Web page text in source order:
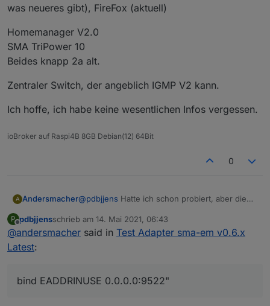
was neueres gibt), FireFox (aktuell)
Homemanager V2.0
SMA TriPower 10
Beides knapp 2a alt.
Zentraler Switch, der angeblich IGMP V2 kann.
Ich hoffe, ich habe keine wesentlichen Infos vergessen.
ioBroker auf Raspi4B 8GB Debian(12) 64Bit
0
A Andersmacher@pdbjjens Hatte ich schon probiert, aber die
"(15922) UDP Socket error: Error: bind
EADDRINUSE 0.0.0.0:9522"
an die V0.5.7 wieder dran? Finde die weder in
Mein obiger Post von heute zielte darauf ab, ob
es sich schon "lohnt", Zeit für die Suche nach
JS-Controller V3.2.16
schon was neueres gibt), FireFox (aktuell)
P
Offline
pdbjjensschrieb am 14. Mai 2021, 06:43
zuletzt editiert von
@andersmacher said in Test Adapter sma-em v0.6.x
Latest:
bind EADDRINUSE 0.0.0.0:9522"